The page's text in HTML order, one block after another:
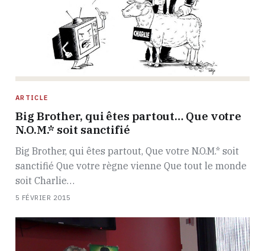
ARTICLE
Big Brother, qui êtes partout… Que votre
N.O.M.* soit sanctifié
Big Brother, qui êtes partout, Que votre N.O.M.* soit
sanctifié Que votre règne vienne Que tout le monde
soit Charlie…
5 FÉVRIER 2015